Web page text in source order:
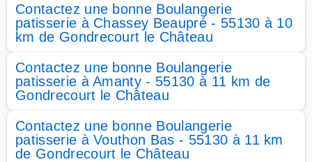
Contactez une bonne Boulangerie
patisserie à Chassey Beaupré - 55130 à 10
km de Gondrecourt le Château
Contactez une bonne Boulangerie
patisserie à Amanty - 55130 à 11 km de
Gondrecourt le Château
Contactez une bonne Boulangerie
patisserie à Vouthon Bas - 55130 à 11 km
de Gondrecourt le Château